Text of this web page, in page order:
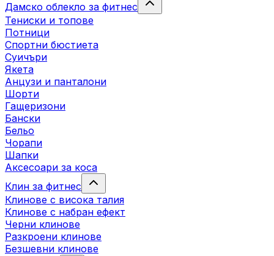
Дамско облекло за фитнес
Тениски и топове
Потници
Спортни бюстиета
Суичъри
Якета
Aнцузи и панталони
Шорти
Гащеризони
Бански
Бельо
Чорапи
Шапки
Аксесоари за коса
Клин за фитнес
Клинове с висока талия
Клинове с набран ефект
Черни клинове
Разкроени клинове
Безшевни клинове